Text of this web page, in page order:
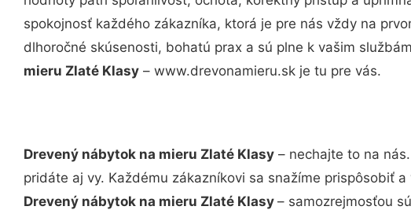
spokojnosť každého zákazníka, ktorá je pre nás vždy na
dlhoročné skúsenosti, bohatú prax a sú plne k vašim
mieru Zlaté Klasy – www.drevonamieru.sk je tu pre vás.
Drevený nábytok na mieru Zlaté Klasy – nechajte to na
pridáte aj vy. Každému zákazníkovi sa snažíme prispôsobiť
Drevený nábytok na mieru Zlaté Klasy – samozrejmosťou